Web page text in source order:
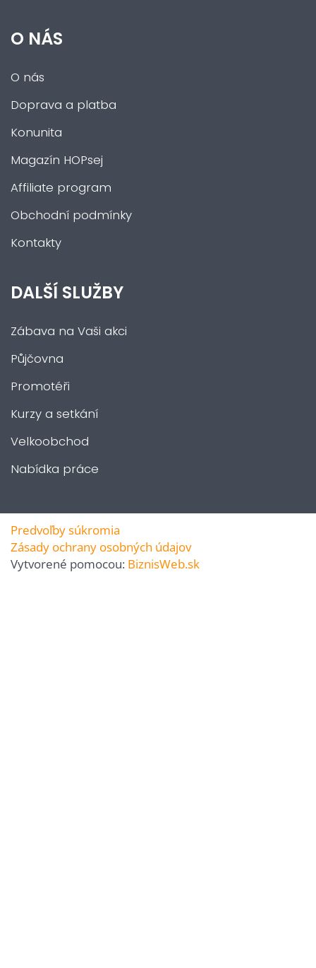
O NÁS
O nás
Doprava a platba
Konunita
Magazín HOPsej
Affiliate program
Obchodní podmínky
Kontakty
DALŠÍ SLUŽBY
Zábava na Vaši akci
Půjčovna
Promotéři
Kurzy a setkání
Velkoobchod
Nabídka práce
Predvoľby súkromia
Zásady ochrany osobných údajov
Vytvorené pomocou: BiznisWeb.sk